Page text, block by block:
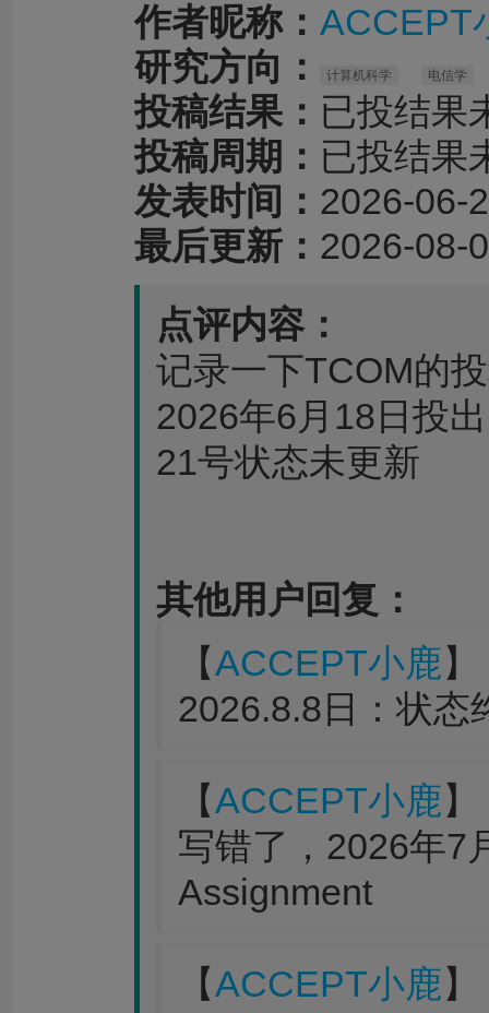
作者昵称： ACCEPT
研究方向：
计算机科学 电信学
投稿结果： 已投结果
投稿周期： 已投结果
发表时间： 2026-06-
最后更新： 2026-08-
点评内容：
记录一下TCOM的
2026年6月18日投
21号状态未更新
其他用户回复：
【ACCEPT小鹿
2026.8.8日：状态
【ACCEPT小鹿
写错了，2026年7
Assignment
【ACCEPT小鹿